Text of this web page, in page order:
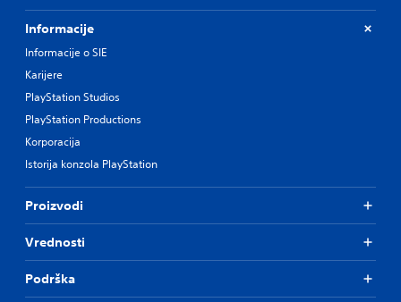
Informacije
Informacije o SIE
Karijere
PlayStation Studios
PlayStation Productions
Korporacija
Istorija konzola PlayStation
Proizvodi
Vrednosti
Podrška